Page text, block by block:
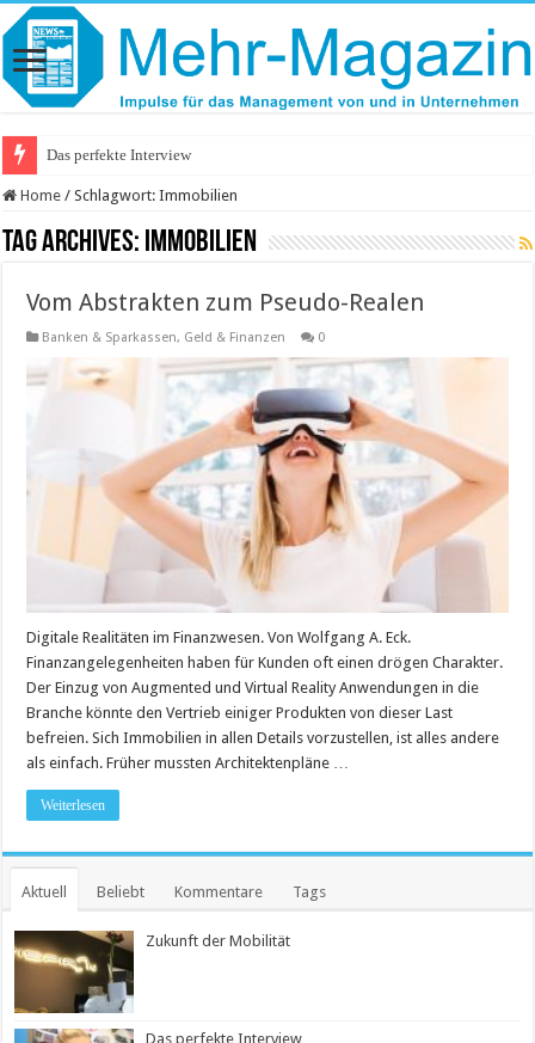
Das perfekte Interview
Home / Schlagwort:Immobilien
Tag Archives: Immobilien
Vom Abstrakten zum Pseudo-Realen
Banken & Sparkassen, Geld & Finanzen 0
Digitale Realitäten im Finanzwesen. Von Wolfgang A. Eck.
Finanzangelegenheiten haben für Kunden oft einen drögen Charakter.
Der Einzug von Augmented und Virtual Reality Anwendungen in die
Branche könnte den Vertrieb einiger Produkten von dieser Last
befreien. Sich Immobilien in allen Details vorzustellen, ist alles andere
als einfach. Früher mussten Architektenpläne …
Weiterlesen
Aktuell Beliebt Kommentare Tags
Zukunft der Mobilität
Das perfekte Interview